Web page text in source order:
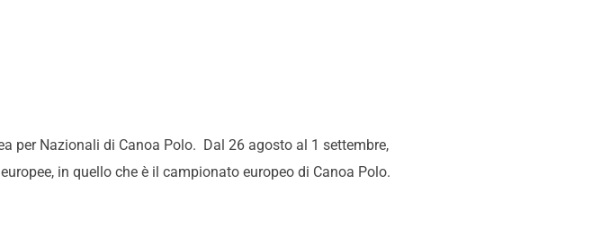
per Nazionali di Canoa Polo. Dal 26 agosto al 1 settembre,
in quello che è il campionato europeo di Canoa Polo.